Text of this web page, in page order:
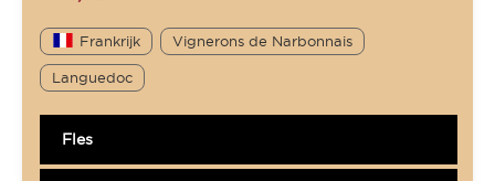
Frankrijk Vignerons de Narbonnais
Languedoc
Fles